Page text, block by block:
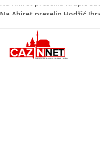
Na Ahiret preselio Hodžić
Bliski istok na ivici nove
Napad na rafineriju Saudi
podigao tenzije